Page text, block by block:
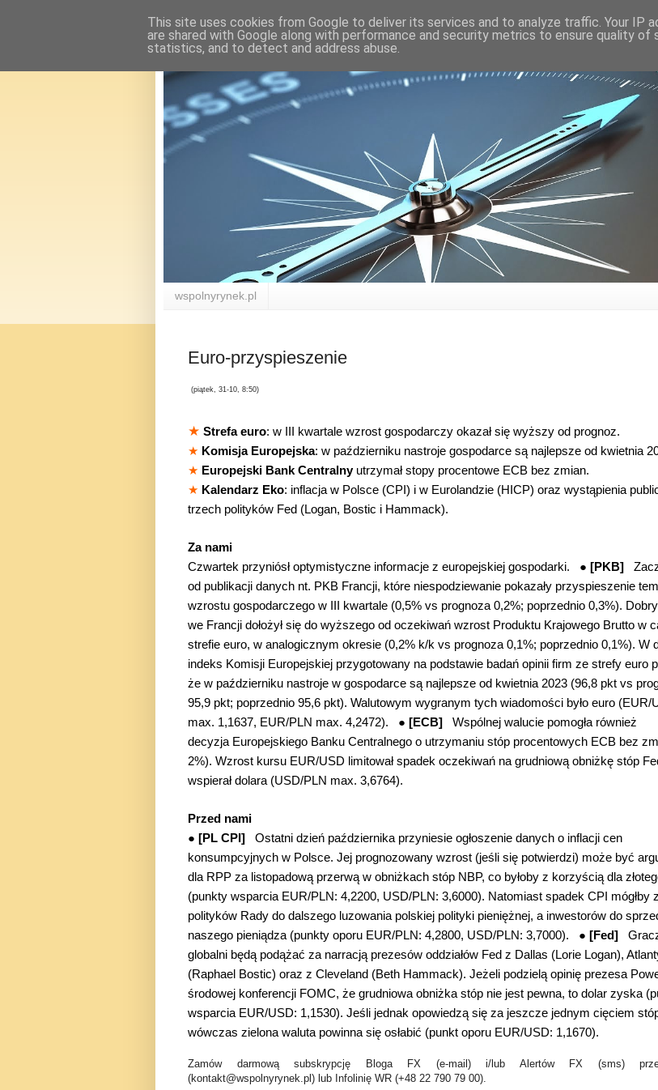
wspolnyrynek.pl
Euro-przyspieszenie
(piątek, 31-10, 8:50)
★ Strefa euro: w III kwartale wzrost gospodarczy okazał się wyższy od prognoz.
★ Komisja Europejska: w październiku nastroje gospodarce są najlepsze od kwietnia
★ Europejski Bank Centralnyutrzymał stopy procentowe ECB bez zmian.
★ Kalendarz Eko: inflacja w Polsce (CPI) i w Eurolandzie (HICP) oraz wystąpienia
trzech polityków Fed (Logan, Bostic i Hammack).
Za nami
Czwartek przyniósł optymistyczne informacje z europejskiej gospodarki. ● [PKB]
od publikacji danych nt. PKB Francji, które niespodziewanie pokazały przyspieszenie
wzrostu gospodarczego w III kwartale (0,5% vs prognoza 0,2%; poprzednio 0,3%).
we Francji dołożył się do wyższego od oczekiwań wzrost Produktu Krajowego Brutto w
strefie euro, w analogicznym okresie (0,2% k/k vs prognoza 0,1%; poprzednio 0,1%). W
indeks Komisji Europejskiej przygotowany na podstawie badań opinii firm ze strefy euro
że w październiku nastroje w gospodarce są najlepsze od kwietnia 2023 (96,8 pkt vs
95,9 pkt; poprzednio 95,6 pkt). Walutowym wygranym tych wiadomości było euro (EUR/
max. 1,1637, EUR/PLN max. 4,2472). ● [ECB]
Wspólnej walucie pomogła również
decyzja Europejskiego Banku Centralnego o utrzymaniu stóp procentowych ECB bez
2%). Wzrost kursu EUR/USD limitował spadek oczekiwań na grudniową obniżkę stóp
wspierał dolara (USD/PLN max. 3,6764).
Przed nami
● [PL CPI]
Ostatni dzień października przyniesie ogłoszenie danych o inflacji cen
konsumpcyjnych w Polsce. Jej prognozowany wzrost (jeśli się potwierdzi) może być
dla RPP za listopadową przerwą w obniżkach stóp NBP, co byłoby z korzyścią dla
(punkty wsparcia EUR/PLN: 4,2200, USD/PLN: 3,6000). Natomiast spadek CPI mógłby
polityków Rady do dalszego luzowania polskiej polityki pieniężnej, a inwestorów do
naszego pieniądza (punkty oporu EUR/PLN: 4,2800, USD/PLN: 3,7000). ● [Fed]
globalni będą podążać za narracją prezesów oddziałów Fed z Dallas (Lorie Logan),
(Raphael Bostic) oraz z Cleveland (Beth Hammack). Jeżeli podzielą opinię prezesa
środowej konferencji FOMC, że grudniowa obniżka stóp nie jest pewna, to dolar zyska
wsparcia EUR/USD: 1,1530). Jeśli jednak opowiedzą się za jeszcze jednym cięciem
wówczas zielona waluta powinna się osłabić (punkt oporu EUR/USD: 1,1670).
Zamów darmową subskrypcję Bloga FX (e-mail) i/lub Alertów FX (sms)
(kontakt@wspolnyrynek.pl) lub Infolinię WR (+48 22 790 79 00).
This site uses cookies from Google to deliver its services and to analyze traffic. Your IP
are shared with Google along with performance and security metrics to ensure quality of
statistics, and to detect and address abuse.